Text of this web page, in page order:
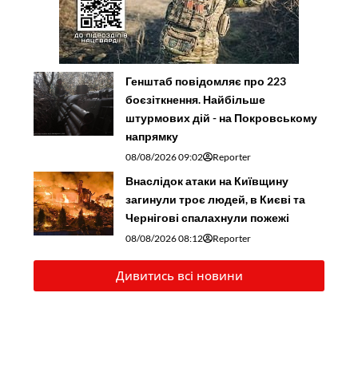
Генштаб повідомляє про 223
боєзіткнення. Найбільше
штурмових дій - на Покровському
напрямку
08/08/2026 09:02 Reporter
Внаслідок атаки на Київщину
загинули троє людей, в Києві та
Чернігові спалахнули пожежі
08/08/2026 08:12 Reporter
Дивитись всі новини